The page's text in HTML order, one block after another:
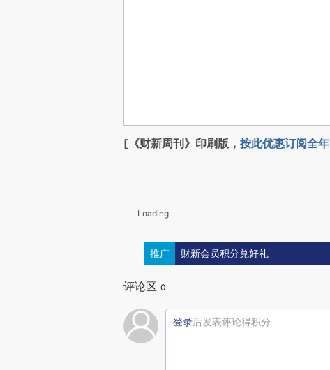
[《财新周刊》印刷版， 按此优惠订阅全年
Loading...
推广 财新会员积分兑好礼
评论区 0
登录后发表评论得积分